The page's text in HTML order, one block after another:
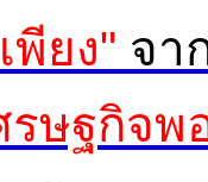
พียง" จา
ษฐกิจพ